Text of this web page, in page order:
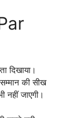
दिखाया।
की सीख
नहीं जाएगी।